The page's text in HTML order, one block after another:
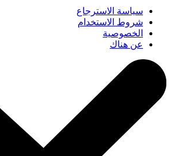
سياسة الاسترجاع
شروط الاستخدام
الخصوصية
عن هناك